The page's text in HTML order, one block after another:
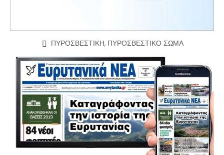
ΠΥΡΟΣΒΕΣΤΙΚΗ, ΠΥΡΟΣΒΕΣΤΙΚΟ ΣΩΜΑ